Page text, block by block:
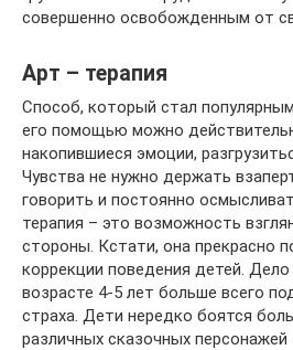
совершенно освобожденным от
Арт – терапия
Способ, который стал
его помощью можно
накопившиеся эмоции,
Чувства не нужно держать
говорить и постоянно
терапия – это возможность
стороны. Кстати, она прекрасно
коррекции поведения детей.
возрасте 4-5 лет больше всего
страха. Дети нередко боятся
различных сказочных персонажей